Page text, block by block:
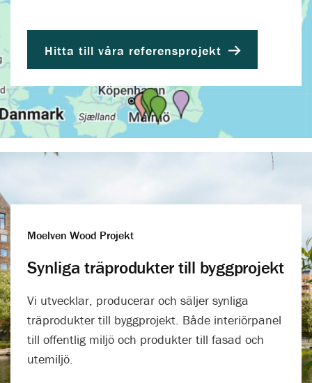
Hitta till våra referensprojekt
Moelven Wood Projekt
Synliga träprodukter till byggprojekt
Vi utvecklar, producerar och säljer synliga
träprodukter till byggprojekt. Både interiörpanel
till offentlig miljö och produkter till fasad och
utemiljö.